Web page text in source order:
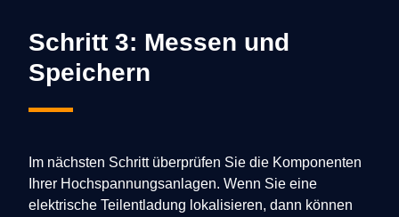
Schritt 3: Messen und
Speichern
Im nächsten Schritt überprüfen Sie die Komponenten
Ihrer Hochspannungsanlagen. Wenn Sie eine
elektrische Teilentladung lokalisieren, dann können